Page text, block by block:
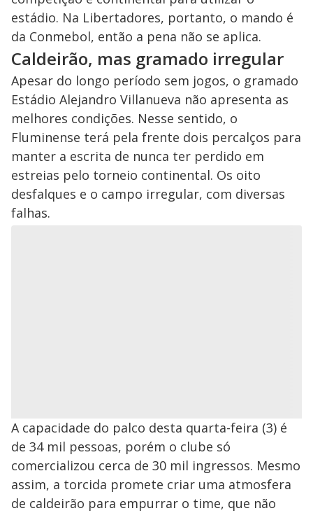
estádio. Na Libertadores, portanto, o mando é
da Conmebol, então a pena não se aplica.
Caldeirão, mas gramado irregular
Apesar do longo período sem jogos, o gramado
Estádio Alejandro Villanueva não apresenta as
melhores condições. Nesse sentido, o
Fluminense terá pela frente dois percalços para
manter a escrita de nunca ter perdido em
estreias pelo torneio continental. Os oito
desfalques e o campo irregular, com diversas
falhas.
A capacidade do palco desta quarta-feira (3) é
de 34 mil pessoas, porém o clube só
comercializou cerca de 30 mil ingressos. Mesmo
assim, a torcida promete criar uma atmosfera
de caldeirão para empurrar o time, que não